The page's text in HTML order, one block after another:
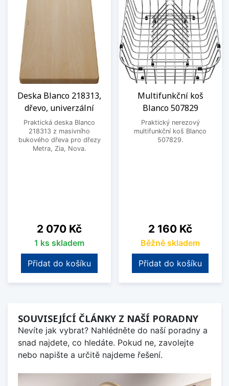
Deska Blanco 218313,
dřevo, univerzální
Praktická deska Blanco
218313 z masivního
bukového dřeva pro dřezy
Metra, Zia, Nova.
Cena
2 070 Kč
1 ks skladem
Přidat do košíku
Multifunkční koš
Blanco 507829
Praktický nerezový
multifunkční koš Blanco
507829.
Cena
2 160 Kč
Běžně skladem
Přidat do košíku
SOUVISEJÍCÍ ČLÁNKY Z NAŠÍ PORADNY
Nevíte jak vybrat? Nahlédněte do naší poradny a
snad najdete, co hledáte. Pokud ne, zavolejte
nebo napište a určitě najdeme řešení.